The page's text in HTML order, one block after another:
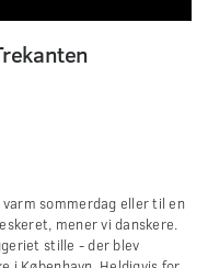
varm sommerdag eller til en
mener vi danskere.
stille - der blev